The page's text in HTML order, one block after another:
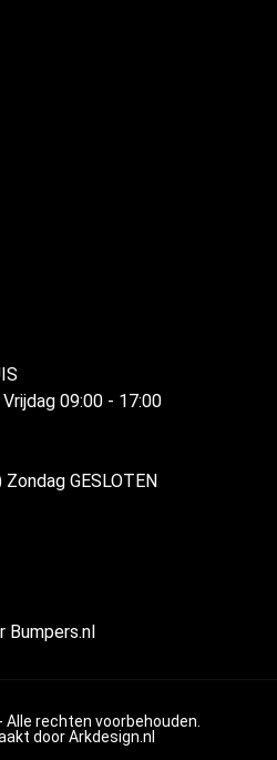
09:00 - 17:00
GESLOTEN
Bumpers.nl
- Alle rechten voorbehouden.
doorArkdesign.nl